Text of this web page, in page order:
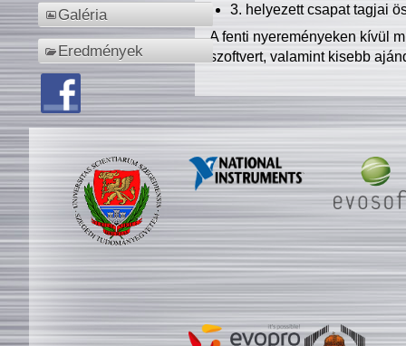
Galéria
Eredmények
3. helyezett csapat tagjai
A fenti nyereményeken kívül
szoftvert, valamint kisebb